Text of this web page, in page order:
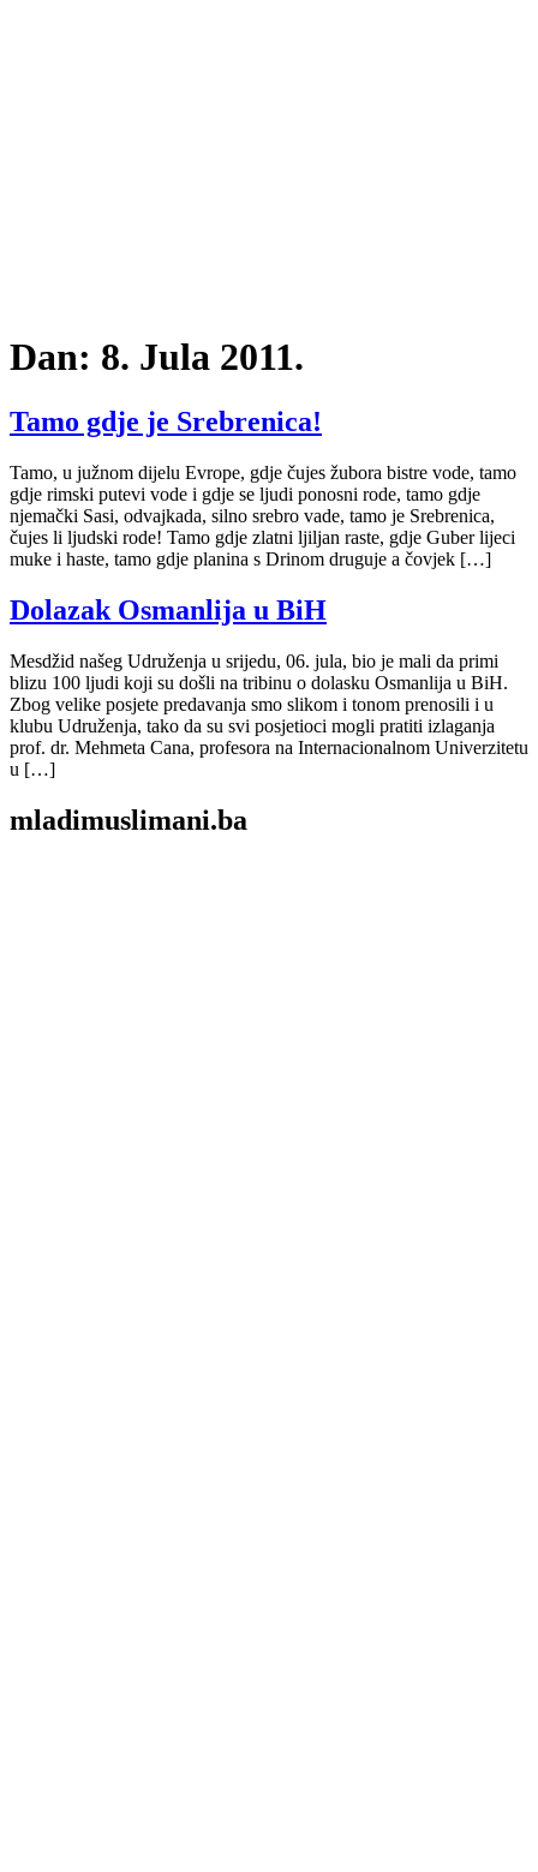
Dan: 8. Jula 2011.
Tamo gdje je Srebrenica!
Tamo, u južnom dijelu Evrope, gdje čujes žubora bistre vode, tamo
gdje rimski putevi vode i gdje se ljudi ponosni rode, tamo gdje
njemački Sasi, odvajkada, silno srebro vade, tamo je Srebrenica,
čujes li ljudski rode! Tamo gdje zlatni ljiljan raste, gdje Guber lijeci
muke i haste, tamo gdje planina s Drinom druguje a čovjek […]
Dolazak Osmanlija u BiH
Mesdžid našeg Udruženja u srijedu, 06. jula, bio je mali da primi
blizu 100 ljudi koji su došli na tribinu o dolasku Osmanlija u BiH.
Zbog velike posjete predavanja smo slikom i tonom prenosili i u
klubu Udruženja, tako da su svi posjetioci mogli pratiti izlaganja
prof. dr. Mehmeta Cana, profesora na Internacionalnom Univerzitetu
u […]
mladimuslimani.ba